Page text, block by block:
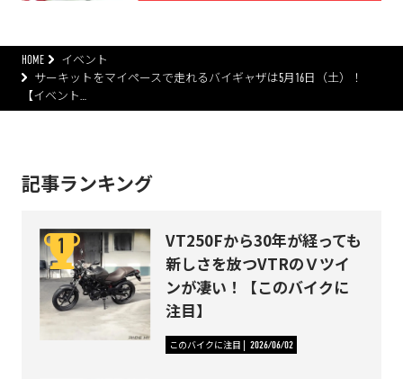
HOME
イベント
サーキットをマイペースで走れるバイギャザは5月16日（土）！
【イベント…
記事ランキング
VT250Fから30年が経っても
新しさを放つVTRのＶツイ
ンが凄い！【このバイクに
注目】
このバイクに注目 2026/06/02